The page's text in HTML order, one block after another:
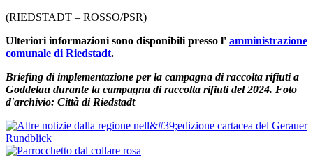
(RIEDSTADT – ROSSO/PSR)
Ulteriori informazioni sono disponibili presso l' amministrazione
comunale di Riedstadt.
Briefing di implementazione per la campagna di raccolta rifiuti a
Goddelau durante la campagna di raccolta rifiuti del 2024. Foto
d'archivio: Città di Riedstadt